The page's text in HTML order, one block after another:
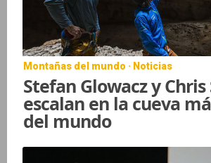
Montañas del mundo · Noticias
Stefan Glowacz y
escalan en la cueva
del mundo